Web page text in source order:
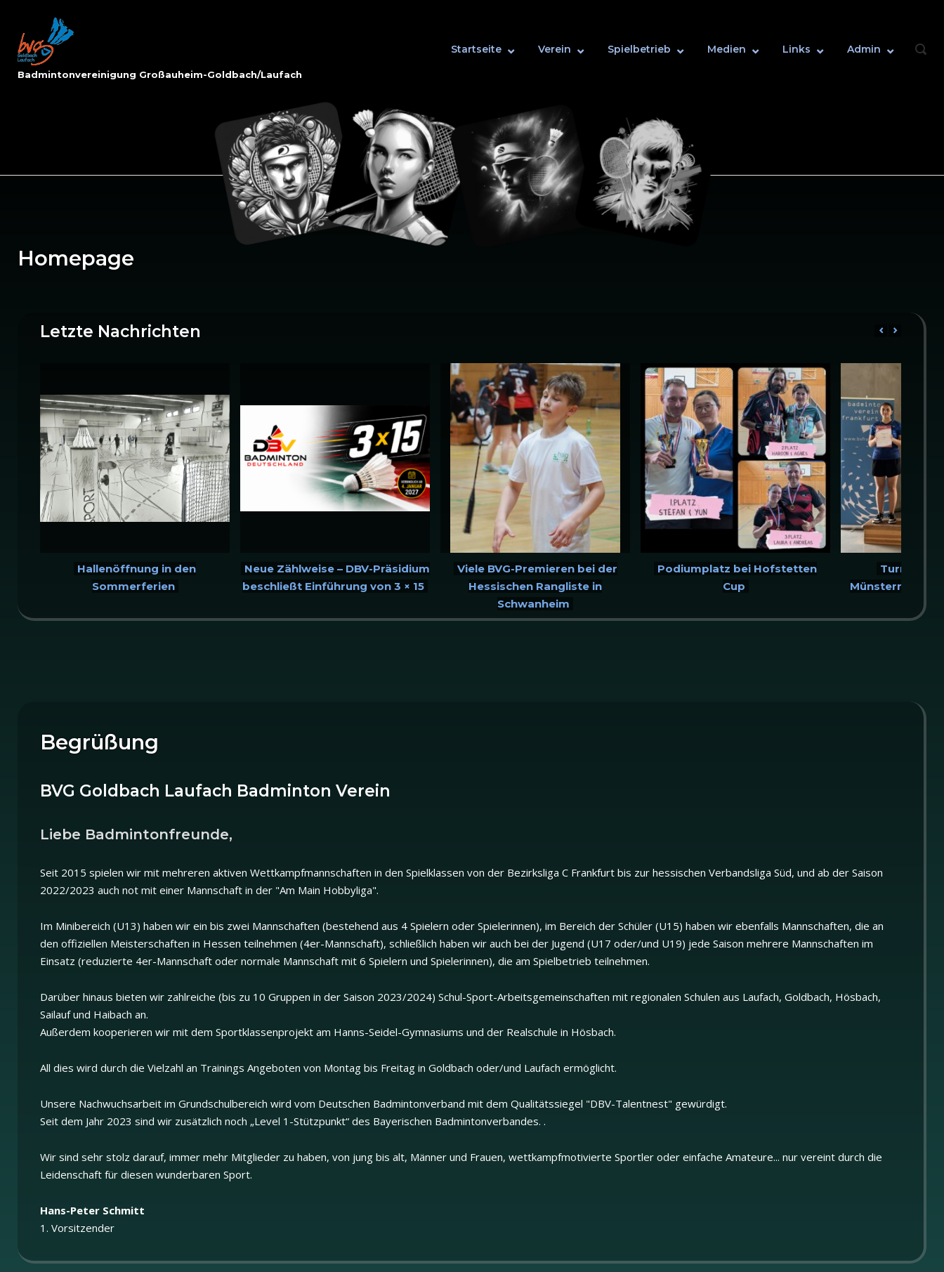
content
Badmintonvereinigung Großauheim-Goldbach/Laufach
Startseite Verein Spielbetrieb Medien Links Admin
OPEN
Homepage
Letzte Nachrichten
Hallenöffnung in den
Sommerferien
Neue Zählweise – DBV-Präsidium
beschließt Einführung von 3 × 15
Viele BVG-Premieren bei der
Hessischen Rangliste in
Schwanheim
Podiumplatz bei Hofstetten
Cup
Münstermann
Begrüßung
BVG Goldbach Laufach Badminton Verein
Liebe Badmintonfreunde,
Seit 2015 spielen wir mit mehreren aktiven Wettkampfmannschaften in den Spielklassen von der Bezirksliga C Frankfurt bis zur hessischen Verbandsliga Süd, und ab der Saison
2022/2023 auch not mit einer Mannschaft in der "Am Main Hobbyliga".
Im Minibereich (U13) haben wir ein bis zwei Mannschaften (bestehend aus 4 Spielern oder Spielerinnen), im Bereich der Schüler (U15) haben wir ebenfalls Mannschaften, die an
den offiziellen Meisterschaften in Hessen teilnehmen (4er-Mannschaft), schließlich haben wir auch bei der Jugend (U17 oder/und U19) jede Saison mehrere Mannschaften im
Einsatz (reduzierte 4er-Mannschaft oder normale Mannschaft mit 6 Spielern und Spielerinnen), die am Spielbetrieb teilnehmen.
Darüber hinaus bieten wir zahlreiche (bis zu 10 Gruppen in der Saison 2023/2024) Schul-Sport-Arbeitsgemeinschaften mit regionalen Schulen aus Laufach, Goldbach, Hösbach,
Sailauf und Haibach an.
Außerdem kooperieren wir mit dem Sportklassenprojekt am Hanns-Seidel-Gymnasiums und der Realschule in Hösbach.
All dies wird durch die Vielzahl an Trainings Angeboten von Montag bis Freitag in Goldbach oder/und Laufach ermöglicht.
Unsere Nachwuchsarbeit im Grundschulbereich wird vom Deutschen Badmintonverband mit dem Qualitätssiegel "DBV-Talentnest" gewürdigt.
Seit dem Jahr 2023 sind wir zusätzlich noch „Level 1-Stützpunkt“ des Bayerischen Badmintonverbandes. .
Wir sind sehr stolz darauf, immer mehr Mitglieder zu haben, von jung bis alt, Männer und Frauen, wettkampfmotivierte Sportler oder einfache Amateure... nur vereint durch die
Leidenschaft für diesen wunderbaren Sport.
Hans-Peter Schmitt
1. Vorsitzender